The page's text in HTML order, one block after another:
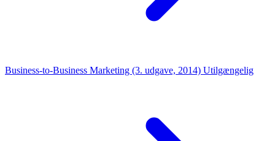
Business-to-Business Marketing (3. udgave, 2014) Utilgængelig